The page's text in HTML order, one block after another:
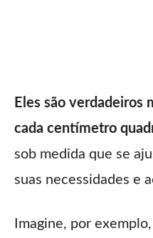
Eles são verdadeiros
cada centímetro
sob medida que se
suas necessidades e
Imagine, por